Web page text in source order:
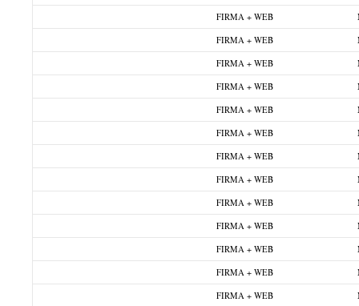
FIRMA + WEB
FIRMA + WEB
FIRMA + WEB
FIRMA + WEB
FIRMA + WEB
FIRMA + WEB
FIRMA + WEB
FIRMA + WEB
FIRMA + WEB
FIRMA + WEB
FIRMA + WEB
FIRMA + WEB
FIRMA + WEB